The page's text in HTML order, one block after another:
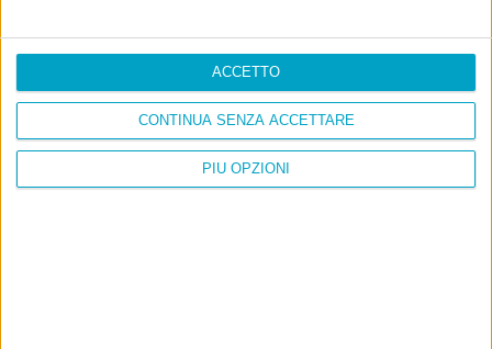
PIÙ OPZIONI
CONTINUA SENZA ACCETTARE
ACCETTO